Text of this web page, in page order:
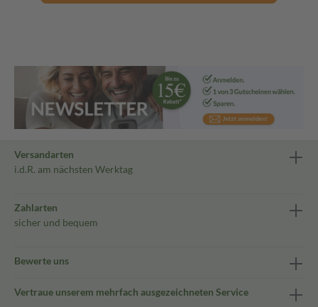
Versandarten
i.d.R. am nächsten Werktag
Zahlarten
sicher und bequem
Bewerte uns
Vertraue unserem mehrfach ausgezeichneten Service